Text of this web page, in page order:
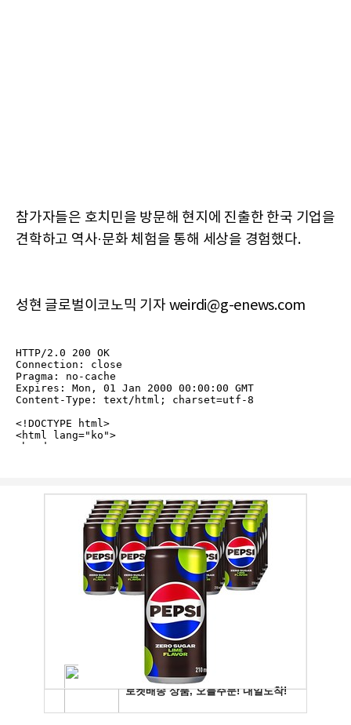
참가자들은 호치민을 방문해 현지에 진출한 한국 기업을
견학하고 역사·문화 체험을 통해 세상을 경험했다.
성현 글로벌이코노믹 기자 weirdi@g-enews.com